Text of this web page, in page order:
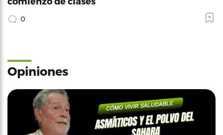
0
Opiniones